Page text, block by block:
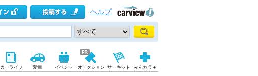
ヘルプ
カーライフ 愛車 イベント オークション サーキット みんカラ＋